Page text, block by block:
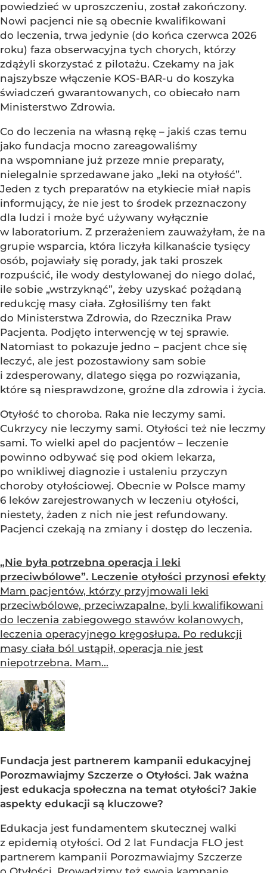
powiedzieć w uproszczeniu, został zakończony.
Nowi pacjenci nie są obecnie kwalifikowani
do leczenia, trwa jedynie (do końca czerwca 2026
roku) faza obserwacyjna tych chorych, którzy
zdążyli skorzystać z pilotażu. Czekamy na jak
najszybsze włączenie KOS-BAR-u do koszyka
świadczeń gwarantowanych, co obiecało nam
Ministerstwo Zdrowia.
Co do leczenia na własną rękę – jakiś czas temu
jako fundacja mocno zareagowaliśmy
na wspomniane już przeze mnie preparaty,
nielegalnie sprzedawane jako „leki na otyłość”.
Jeden z tych preparatów na etykiecie miał napis
informujący, że nie jest to środek przeznaczony
dla ludzi i może być używany wyłącznie
w laboratorium. Z przerażeniem zauważyłam, że na
grupie wsparcia, która liczyła kilkanaście tysięcy
osób, pojawiały się porady, jak taki proszek
rozpuścić, ile wody destylowanej do niego dolać,
ile sobie „wstrzyknąć”, żeby uzyskać pożądaną
redukcję masy ciała. Zgłosiliśmy ten fakt
do Ministerstwa Zdrowia, do Rzecznika Praw
Pacjenta. Podjęto interwencję w tej sprawie.
Natomiast to pokazuje jedno – pacjent chce się
leczyć, ale jest pozostawiony sam sobie
i zdesperowany, dlatego sięga po rozwiązania,
które są niesprawdzone, groźne dla zdrowia i życia.
Otyłość to choroba. Raka nie leczymy sami.
Cukrzycy nie leczymy sami. Otyłości też nie leczmy
sami. To wielki apel do pacjentów – leczenie
powinno odbywać się pod okiem lekarza,
po wnikliwej diagnozie i ustaleniu przyczyn
choroby otyłościowej. Obecnie w Polsce mamy
6 leków zarejestrowanych w leczeniu otyłości,
niestety, żaden z nich nie jest refundowany.
Pacjenci czekają na zmiany i dostęp do leczenia.
„Nie była potrzebna operacja i leki
przeciwbólowe”. Leczenie otyłości przynosi efekty
Mam pacjentów, którzy przyjmowali leki
przeciwbólowe, przeciwzapalne, byli kwalifikowani
do leczenia zabiegowego stawów kolanowych,
leczenia operacyjnego kręgosłupa. Po redukcji
masy ciała ból ustąpił, operacja nie jest
niepotrzebna. Mam...
Fundacja jest partnerem kampanii edukacyjnej
Porozmawiajmy Szczerze o Otyłości. Jak ważna
jest edukacja społeczna na temat otyłości? Jakie
aspekty edukacji są kluczowe?
Edukacja jest fundamentem skutecznej walki
z epidemią otyłości. Od 2 lat Fundacja FLO jest
partnerem kampanii Porozmawiajmy Szczerze